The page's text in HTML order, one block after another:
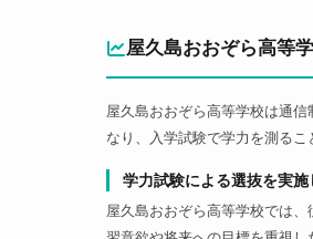
屋久島おおぞら高等
屋久島おおぞら高等学校は通
なり、入学試験で学力を測るこ
学力試験による選抜を実施
屋久島おおぞら高等学校では